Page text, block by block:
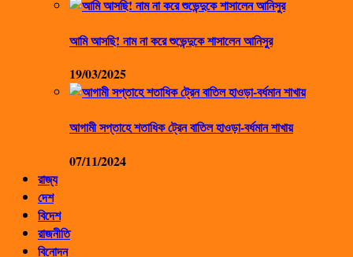
আমি আসছি! নাম না করে শুভেন্দুকে শাসালেন আনিসুর
19/03/2025
আগামী সপ্তাহে শতাধিক ট্রেন বাতিল হাওড়া-বর্ধমান শাখায়
07/11/2024
রাজ্য
দেশ
বিদেশ
রাজনীতি
বিনোদন